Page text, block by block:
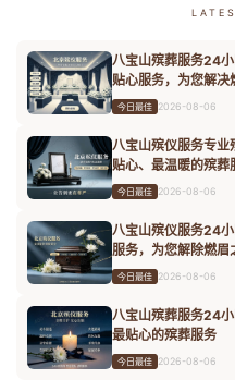
八宝山殡葬服务24
贴心服务，为您解决
今日最佳 2026-08-06
八宝山殡仪服务专业
贴心、最温暖的殡葬
今日最佳 2026-08-06
八宝山殡仪服务24
服务，为您解除燃眉
今日最佳 2026-08-06
八宝山殡葬服务24
最贴心的殡葬服务
今日最佳 2026-08-06